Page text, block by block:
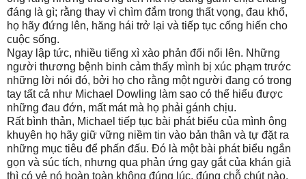
đáng là gì; rằng thay vì chìm đắm trong thất vọng, đau khổ,
họ hãy đứng lên, hăng hái trở lại và tiếp tục cống hiến cho
cuộc sống.
Ngay lập tức, nhiều tiếng xì xào phản đối nổi lên. Những
người thương bệnh binh cảm thấy mình bị xúc phạm trước
những lời nói đó, bởi họ cho rằng một người đang có trong
tay tất cả như Michael Dowling làm sao có thể hiểu được
những đau đớn, mất mát mà họ phải gánh chịu.
Rất bình thản, Michael tiếp tục bài phát biểu của mình ông
khuyên họ hãy giữ vững niềm tin vào bản thân và tự đặt ra
những mục tiêu để phấn đấu. Đó là một bài phát biểu ngắn
gọn và súc tích, nhưng qua phản ứng gay gắt của khán giả
thì có vẻ nó hoàn toàn không đúng lúc, đúng chỗ chút nào.